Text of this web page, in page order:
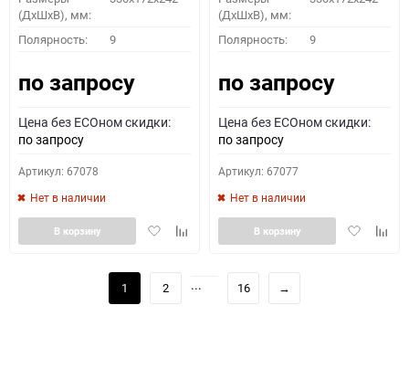
(ДхШхВ), мм:
Полярность: 9
по запросу
Цена без ECOном скидки:
по запросу
Артикул: 67078
Нет в наличии
ДобавитьДобавить
В корзину
(ДхШхВ), мм:
Полярность: 9
по запросу
Цена без ECOном скидки:
по запросу
Артикул: 67077
Нет в наличии
Добавить
В корзину
1 2 ... 16 →